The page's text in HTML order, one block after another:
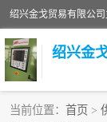
绍兴金
当前位置： 首页 >